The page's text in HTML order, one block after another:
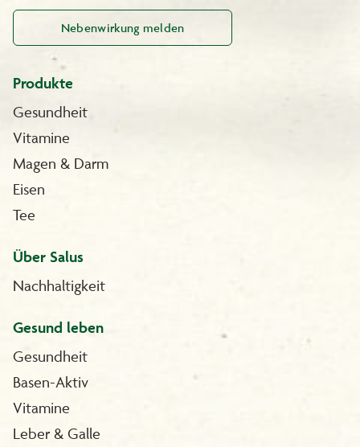
Nebenwirkung melden
Produkte
Gesundheit
Vitamine
Magen & Darm
Eisen
Tee
Über Salus
Nachhaltigkeit
Gesund leben
Gesundheit
Basen-Aktiv
Vitamine
Leber & Galle